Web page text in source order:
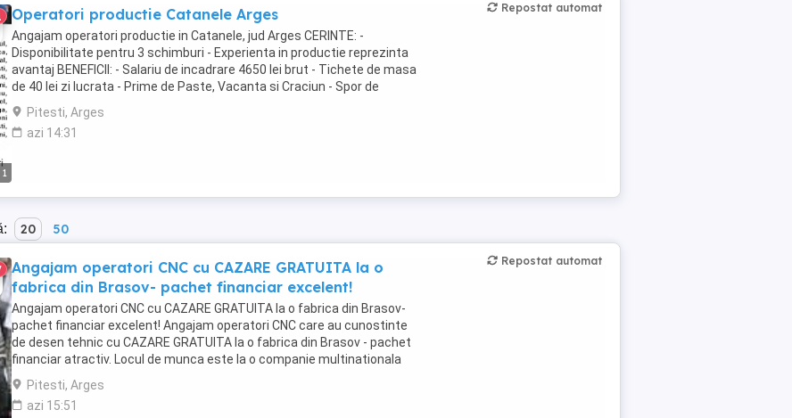
1
Operatori productie Catanele Arges
Angajam operatori productie in Catanele, jud Arges CERINTE: -
Disponibilitate pentru 3 schimburi - Experienta in productie reprezinta
avantaj BENEFICII: - Salariu de incadrare 4650 lei brut - Tichete de masa
de 40 lei zi lucrata - Prime de Paste, Vacanta si Craciun - Spor de
noapte de 25% - Ore suplimentare ...
Pitesti, Arges
azi 14:31
Repostat automat
20 50
Angajam operatori CNC cu CAZARE GRATUITA la o
fabrica din Brasov- pachet financiar excelent!
Angajam operatori CNC cu CAZARE GRATUITA la o fabrica din Brasov-
pachet financiar excelent! Angajam operatori CNC care au cunostinte
de desen tehnic cu CAZARE GRATUITA la o fabrica din Brasov - pachet
financiar atractiv. Locul de munca este la o companie multinationala
unde se asambleaza componente ...
Pitesti, Arges
azi 15:51
Repostat automat